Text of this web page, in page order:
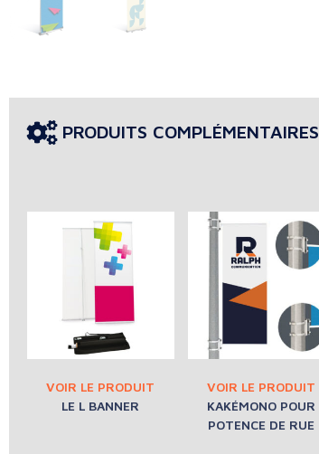
PRODUITS COMPLÉMENTAIRES
LE L BANNER
KAKÉMONO POUR
POTENCE DE RUE